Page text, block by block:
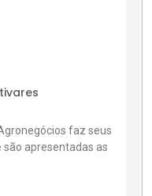
faz seus
são apresentadas as